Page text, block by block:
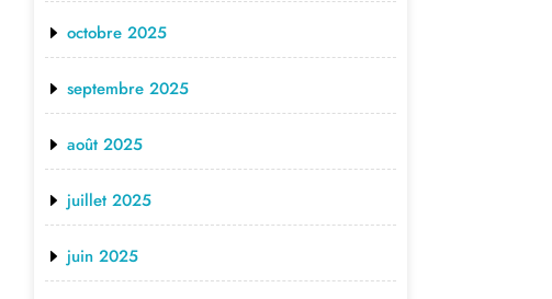
octobre 2025
septembre 2025
août 2025
juillet 2025
juin 2025